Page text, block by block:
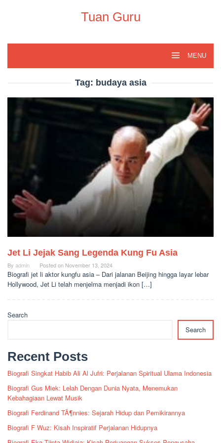
Tuan Guru
MENU
Tag: budaya asia
Jet Li Jejak Sang Legenda Kung Fu Asia
By admin Posted on November 13, 2024
Biografi jet li aktor kungfu asia – Dari jalanan Beijing hingga layar lebar
Hollywood, Jet Li telah menjelma menjadi ikon […]
Search
Search
Recent Posts
Biografi Singkat Habib Ali Al Jufri: Perjalanan Spiritual Ulama Indonesia
Biografi Gus Miek: Lelah Dengan Dunia Nyata, Menemukan
Kebahagiaan Lewat Musik
Biografi Ferdinand TÃ¶nnies: Sejarah Hidup dan Pemikirannya
Biografi F Wuz: Kisah Inspiratif Perjalanan Hidupnya